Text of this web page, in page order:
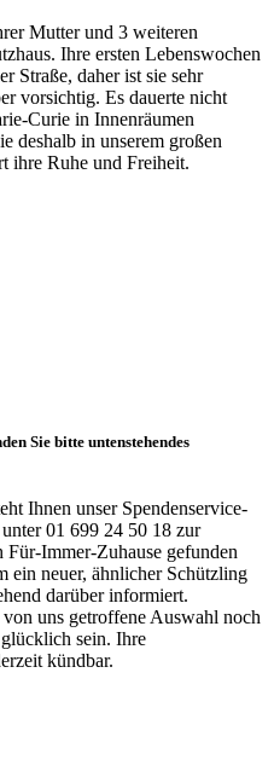
Mutter und 3 weiteren
Ihre ersten Lebenswochen
Straße, daher ist sie sehr
vorsichtig. Es dauerte nicht
Curie in Innenräumen
deshalb in unserem großen
ihre Ruhe und Freiheit.
Sie bitte untenstehendes
Ihnen unser Spendenservice-
01 699 24 50 18 zur
Immer-Zuhause gefunden
ein neuer, ähnlicher Schützling
darüber informiert.
uns getroffene Auswahl noch
sein. Ihre
kündbar.